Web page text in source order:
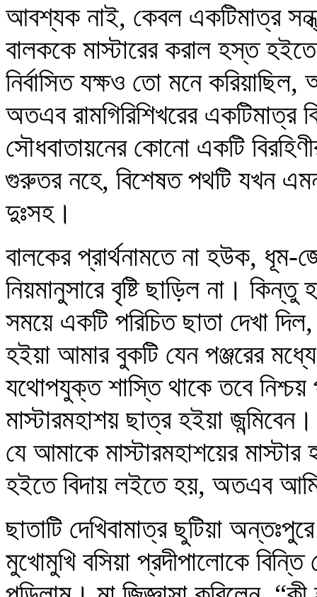
আবশ্যক নাই, কেবল একটিমাত্র
বালককে মাস্টারের করাল হস্ত
নির্বাসিত যক্ষও তো মনে
অতএব রামগিরিশিখরের একটিমাত্র
সৌধবাতায়নের কোনো একটি
গুরুতর নহে, বিশেষত পথটি যখন
দুঃসহ।
বালকের প্রার্থনামতে না হউক,
নিয়মানুসারে বৃষ্টি ছাড়িল না।
সময়ে একটি পরিচিত ছাতা দেখা
হইয়া আমার বুকটি যেন পঞ্জরের
যথোপযুক্ত শাস্তি থাকে তবে
মাস্টারমহাশয় ছাত্র হইয়া
যে আমাকে মাস্টারমহাশয়ের
হইতে বিদায় লইতে হয়, অতএব আমি
ছাতাটি দেখিবামাত্র ছুটিয়া
মুখোমুখি বসিয়া প্রদীপালোকে